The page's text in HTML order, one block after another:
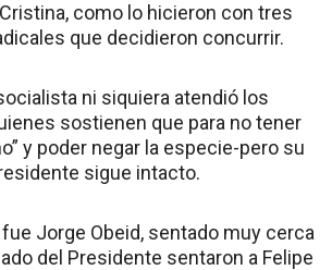
como lo hicieron con tres
que decidieron concurrir.
ni siquiera atendió los
sostienen que para no tener
y poder negar la especie-pero su
sigue intacto.
Jorge Obeid, sentado muy cerca
del Presidente sentaron a Felipe